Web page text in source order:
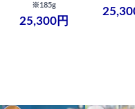
※185g
25,300円